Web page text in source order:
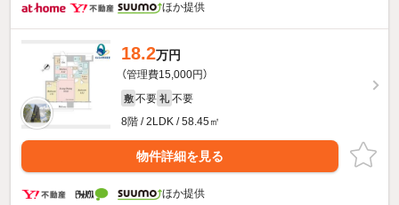
ほか提供
18.2万円
（管理費15,000円）
敷 不要 礼 不要
8階 / 2LDK / 58.45㎡
物件詳細を見る
ほか提供